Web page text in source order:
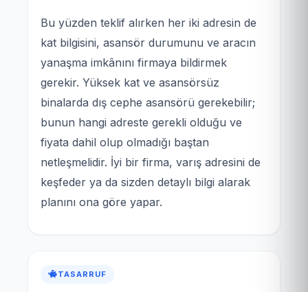
Bu yüzden teklif alırken her iki adresin de
kat bilgisini, asansör durumunu ve aracın
yanaşma imkânını firmaya bildirmek
gerekir. Yüksek kat ve asansörsüz
binalarda dış cephe asansörü gerekebilir;
bunun hangi adreste gerekli olduğu ve
fiyata dahil olup olmadığı baştan
netleşmelidir. İyi bir firma, varış adresini de
keşfeder ya da sizden detaylı bilgi alarak
planını ona göre yapar.
TASARRUF